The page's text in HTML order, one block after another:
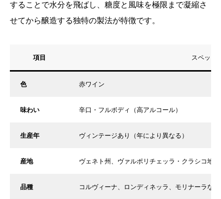
することで水分を飛ばし、糖度と風味を極限まで凝縮さ
せてから醸造する独特の製法が特徴です。
項目 スペック
色 赤ワイン
味わい 辛口・フルボディ（高アルコール）
生産年 ヴィンテージあり（年により異なる）
産地 ヴェネト州、ヴァルポリチェッラ・クラシコ地
品種 コルヴィーナ、ロンディネッラ、モリナーラなど